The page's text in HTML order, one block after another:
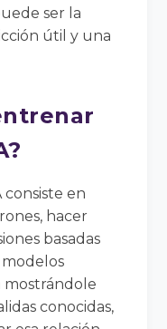
ser la
útil y una
en
hacer
basadas
modelos
mostrándole
conocidas,